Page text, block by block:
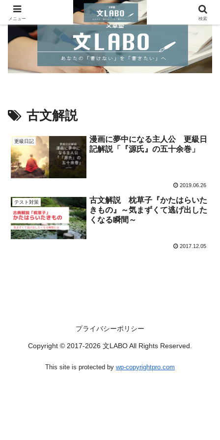
古文解説
更級日記
漫画に夢中になる主人公 更級日
記解説「『源氏』の五十余巻」
2019.06.26
テスト対策
古文解説 枕草子『かたはらいた
きもの』～気まずくて逃げ出した
くなる瞬間～
2017.12.05
プライバシーポリシー
Copyright © 2017-2026 文LABO All Rights Reserved.
メニュー 検索
This site is protected by wp-copyrightpro.com